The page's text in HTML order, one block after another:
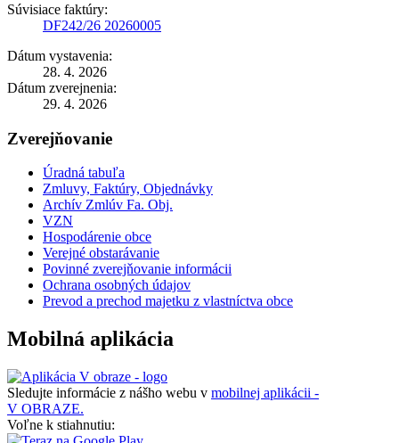
Súvisiace faktúry:
DF242/26 20260005
Dátum vystavenia:
28. 4. 2026
Dátum zverejnenia:
29. 4. 2026
Zverejňovanie
Úradná tabuľa
Zmluvy, Faktúry, Objednávky
Archív Zmlúv Fa. Obj.
VZN
Hospodárenie obce
Verejné obstarávanie
Povinné zverejňovanie informácii
Ochrana osobných údajov
Prevod a prechod majetku z vlastníctva obce
Mobilná aplikácia
Sledujte informácie z nášho webu v mobilnej aplikácii -
V OBRAZE.
Voľne k stiahnutiu: